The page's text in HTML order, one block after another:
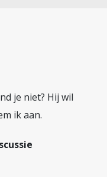
je niet? Hij wil
ik aan.